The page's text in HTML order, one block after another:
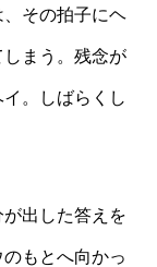
その拍子にヘ
まう。残念が
。しばらくし
出した答えを
もとへ向かっ